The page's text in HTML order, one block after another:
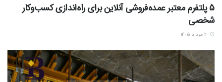
5 پلتفرم معتبر عمده‌فروشی آنلاین برای راه‌اندازی کسب‌وکار
شخصی